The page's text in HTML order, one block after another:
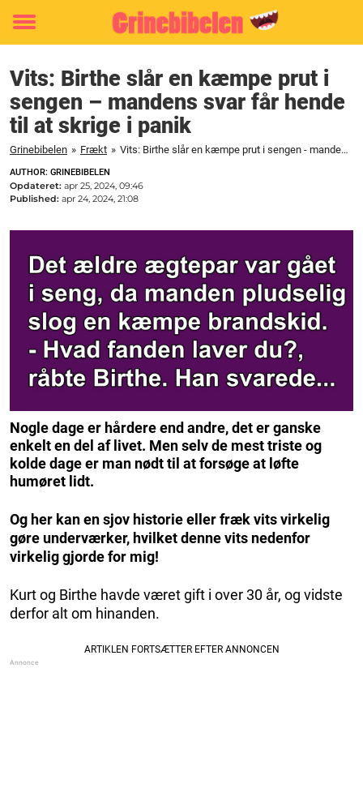
Toggle
Vits: Birthe slår en kæmpe prut i
sengen – mandens svar får hende
til at skrige i panik
Grinebibelen » Frækt » Vits: Birthe slår en kæmpe prut i sengen - mandens svar får hende til at skrige i panik
AUTHOR: GRINEBIBELEN
Opdateret: apr 25, 2024, 09:46
Published: apr 24, 2024, 21:08
Nogle dage er hårdere end andre, det er ganske
enkelt en del af livet. Men selv de mest triste og
kolde dage er man nødt til at forsøge at løfte
humøret lidt.
Og her kan en sjov historie eller fræk vits virkelig
gøre underværker, hvilket denne vits nedenfor
virkelig gjorde for mig!
Kurt og Birthe havde været gift i over 30 år, og vidste
derfor alt om hinanden.